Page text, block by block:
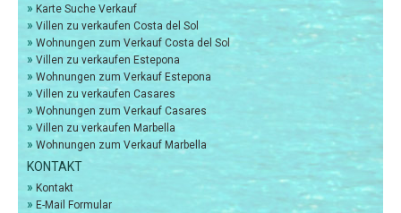
» Karte Suche Verkauf
» Villen zu verkaufen Costa del Sol
» Wohnungen zum Verkauf Costa del Sol
» Villen zu verkaufen Estepona
» Wohnungen zum Verkauf Estepona
» Villen zu verkaufen Casares
» Wohnungen zum Verkauf Casares
» Villen zu verkaufen Marbella
» Wohnungen zum Verkauf Marbella
KONTAKT
» Kontakt
» E-Mail Formular